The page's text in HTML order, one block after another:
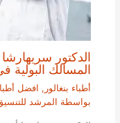
الدكتور
المسالك البولية
أطباء بنغالور , افضل أطباء
بواسطة المرشد